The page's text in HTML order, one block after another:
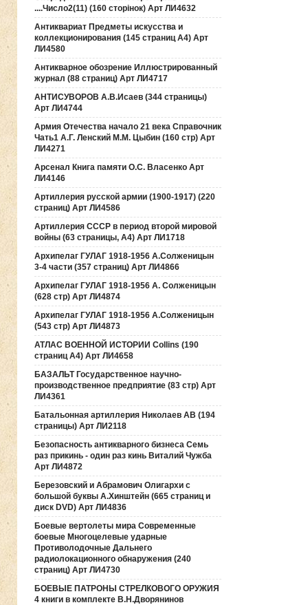
....Число2(11) (160 сторінок) Арт ЛИ4632
Антиквариат Предметы искусства и
коллекционирования (145 страниц А4) Арт
ЛИ4580
Антикварное обозрение Иллюстрированный
журнал (88 страниц) Арт ЛИ4717
АНТИСУВОРОВ А.В.Исаев (344 страницы)
Арт ЛИ4744
Армия Отечества начало 21 века Справочник
Чать1 А.Г. Ленский М.М. Цыбин (160 стр) Арт
ЛИ4271
Арсенал Книга памяти О.С. Власенко Арт
ЛИ4146
Артиллерия русской армии (1900-1917) (220
страниц) Арт ЛИ4586
Артиллерия СССР в период второй мировой
войны (63 страницы, А4) Арт ЛИ1718
Архипелаг ГУЛАГ 1918-1956 А.Солженицын
3-4 части (357 страниц) Арт ЛИ4866
Архипелаг ГУЛАГ 1918-1956 А. Солженицын
(628 стр) Арт ЛИ4874
Архипелаг ГУЛАГ 1918-1956 А.Солженицын
(543 стр) Арт ЛИ4873
АТЛАС ВОЕННОЙ ИСТОРИИ Collins (190
страниц А4) Арт ЛИ4658
БАЗАЛЬТ Государственное научно-
производственное предприятие (83 стр) Арт
ЛИ4361
Батальонная артиллерия Николаев АВ (194
страницы) Арт ЛИ2118
Безопасность антикварного бизнеса Семь
раз прикинь - один раз кинь Виталий Чужба
Арт ЛИ4872
Березовский и Абрамович Олигархи с
большой буквы А.Хинштейн (665 страниц и
диск DVD) Арт ЛИ4836
Боевые вертолеты мира Современные
боевые Многоцелевые ударные
Противолодочные Дальнего
радиолокационного обнаружения (240
страниц) Арт ЛИ4730
БОЕВЫЕ ПАТРОНЫ СТРЕЛКОВОГО ОРУЖИЯ
4 книги в комплекте В.Н.Дворянинов